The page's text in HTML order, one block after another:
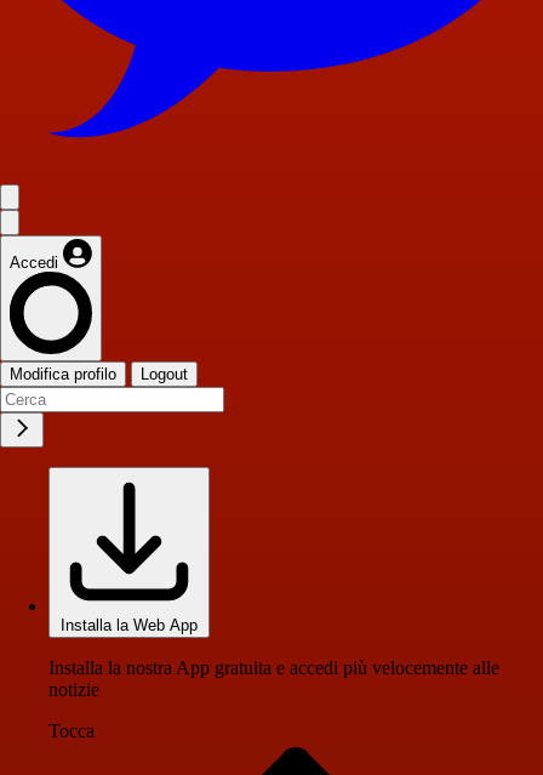
Accedi
Modifica profilo Logout
Installa la Web App
Installa la nostra App gratuita e accedi più velocemente alle
notizie
Tocca